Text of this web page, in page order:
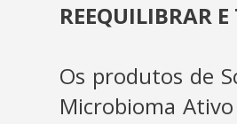
REEQUILIBRAR
Os produtos de
Microbioma